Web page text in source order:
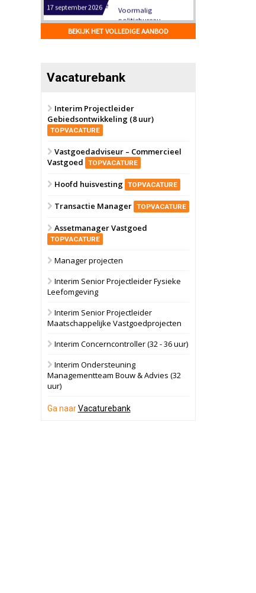
Hilversum
17 september 2026
Voormalig
Zwanenburg
6 oktober 2026
Oranje
28 september 2026
bedrijventerrein
Bekijk
Schuinesloot
politiebureau
17 september 2026
Voormalig
BEKIJK HET VOLLEDIGE AANBOD
Vacaturebank
Interim Projectleider
Gebiedsontwikkeling (8 uur)
TOPVACATURE
Vastgoedadviseur – Commercieel
Vastgoed
TOPVACATURE
Hoofd huisvesting TOPVACATURE
Transactie Manager TOPVACATURE
Assetmanager Vastgoed
TOPVACATURE
Manager projecten
Interim Senior Projectleider Fysieke
Leefomgeving
Interim Senior Projectleider
Maatschappelijke Vastgoedprojecten
Interim Concerncontroller (32 - 36 uur)
Interim Ondersteuning
Managementteam Bouw & Advies (32
uur)
Ga naarVacaturebank